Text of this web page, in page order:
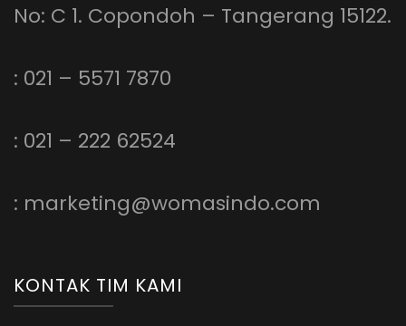
No: C 1. Copondoh – Tangerang 15122.
: 021 – 5571 7870
: 021 – 222 62524
: marketing@womasindo.com
KONTAK TIM KAMI